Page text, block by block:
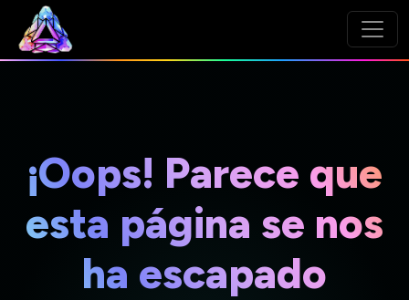
¡Oops! Parece que
esta página se nos
ha escapado